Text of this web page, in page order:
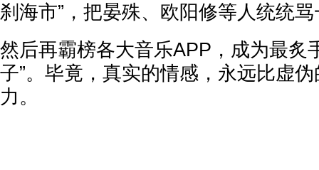
刹海市”，把晏殊、欧阳修等人统统
然后再霸榜各大音乐APP，成为最炙
子”。毕竟，真实的情感，永远比虚
力。